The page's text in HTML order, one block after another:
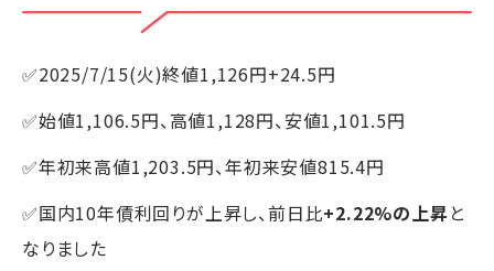
✅2025/7/15(火)終値1,126円+24.5円
✅始値1,106.5円、高値1,128円、安値1,101.5円
✅年初来高値1,203.5円、年初来安値815.4円
✅国内10年債利回りが上昇し、前日比+2.22%の上昇と
なりました